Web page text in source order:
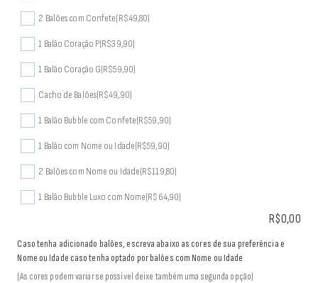
2 Balões com Confete(R$49,80)
1 Balão Coração P(R$39,90)
1 Balão Coração G(R$59,90)
Cacho de Balões(R$49,90)
1 Balão Bubble com Confete(R$59,90)
1 Balão com Nome ou Idade(R$59,90)
2 Balões com Nome ou Idade(R$119,80)
1 Balão Bubble Luxo com Nome(R$64,90)
R$0,00
Caso tenha adicionado balões, escreva abaixo as cores de sua preferência e
Nome ou Idade caso tenha optado por balões com Nome ou Idade
(As cores podem variar se possível deixe também uma segunda opção)